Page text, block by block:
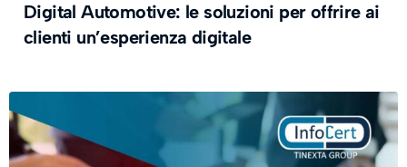
Digital Automotive: le soluzioni per offrire ai
clienti un’esperienza digitale